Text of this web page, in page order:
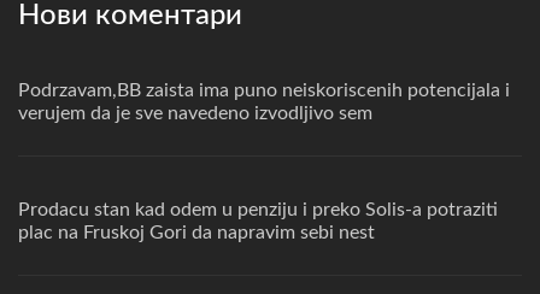
Нови коментари
Podrzavam,BB zaista ima puno neiskoriscenih potencijala i
verujem da je sve navedeno izvodljivo sem
Prodacu stan kad odem u penziju i preko Solis-a potraziti
plac na Fruskoj Gori da napravim sebi nest